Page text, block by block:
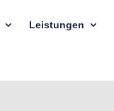
Leistungen